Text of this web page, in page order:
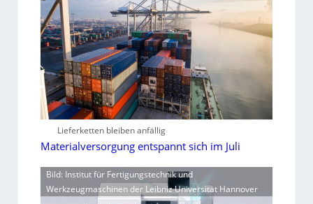
Lieferketten bleiben anfällig
Materialversorgung entspannt sich im Juli
Bild: Institut für Fertigungstechnik und
Werkzeugmaschinen der Leibniz Universität Hannover